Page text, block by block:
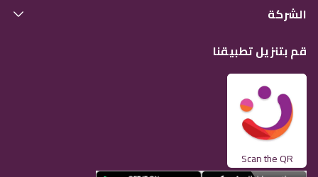
الشركة
قم بتنزيل تطبيقنا
Scan the QR